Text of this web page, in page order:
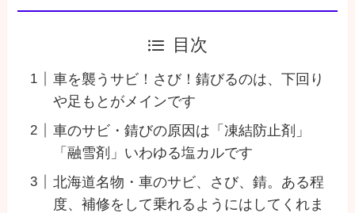
目次
車を襲うサビ！さび！錆びるのは、下回り
や足もとがメインです
車のサビ・錆びの原因は「凍結防止剤」
「融雪剤」いわゆる塩カルです
北海道名物・車のサビ、さび、錆。ある程
度、補修をして乗れるようにはしてくれま